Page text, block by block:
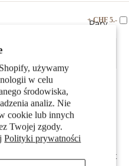
używamy
w celu
środowiska,
analiz. Nie
cookie lub innych
Twojej zgody.
Polityki prywatności
Pary
+ CHF 5.-
w kształcie kierownicy.
dla miłośników motoryzacji.
materiał zapewniają komfort